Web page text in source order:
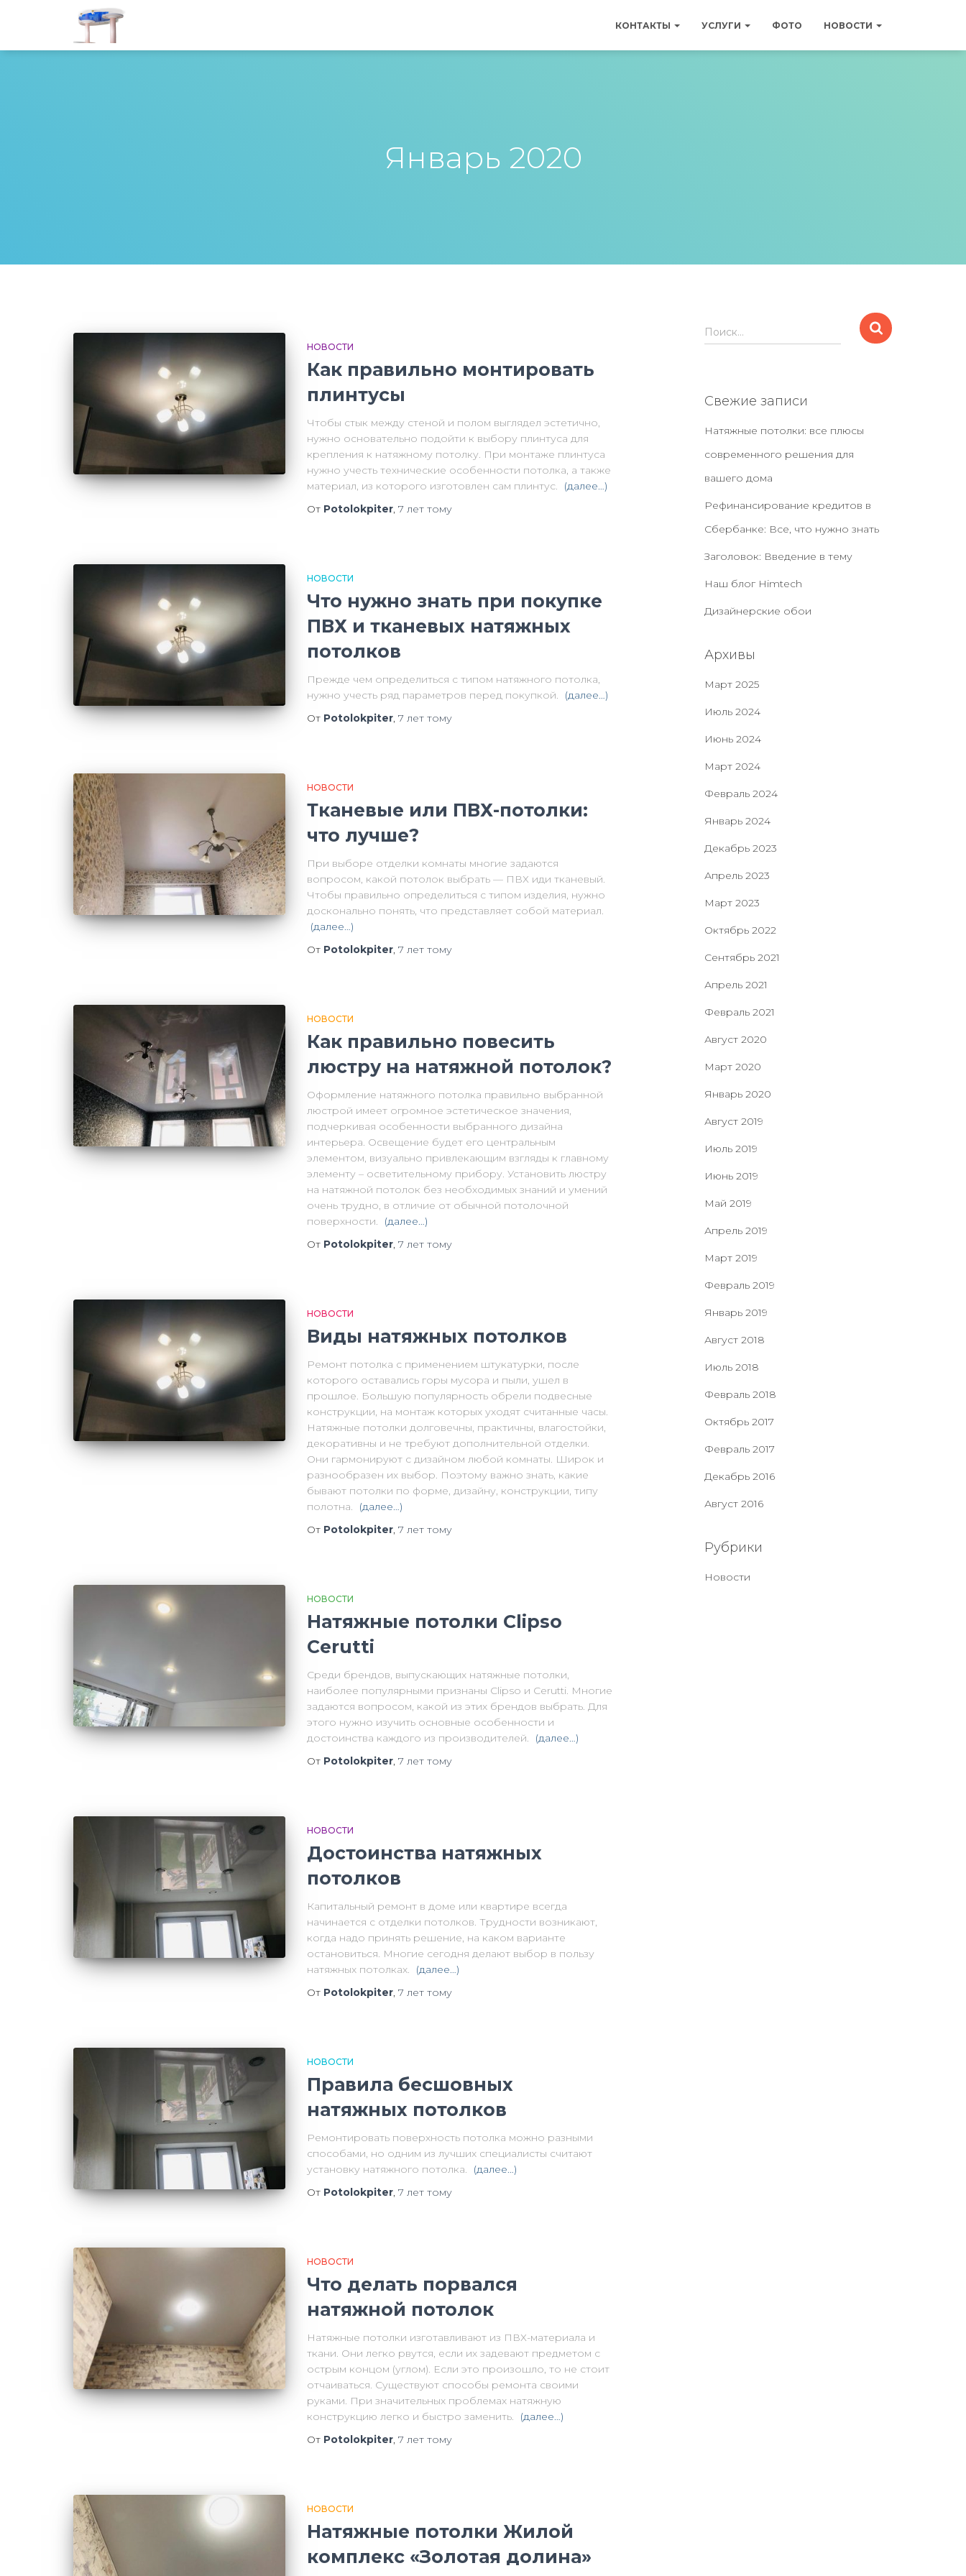
КОНТАКТЫ УСЛУГИ ФОТО НОВОСТИ
Январь 2020
НОВОСТИ
Как правильно монтировать
плинтусы
Чтобы стык между стеной и полом выглядел эстетично,
нужно основательно подойти к выбору плинтуса для
крепления к натяжному потолку. При монтаже плинтуса
нужно учесть технические особенности потолка, а также
материал, из которого изготовлен сам плинтус.
(далее…)
От Potolokpiter, 7 лет тому
НОВОСТИ
Что нужно знать при покупке
ПВХ и тканевых натяжных
потолков
Прежде чем определиться с типом натяжного потолка,
нужно учесть ряд параметров перед покупкой.
(далее…)
От Potolokpiter, 7 лет тому
НОВОСТИ
Тканевые или ПВХ-потолки:
что лучше?
При выборе отделки комнаты многие задаются
вопросом, какой потолок выбрать — ПВХ иди тканевый.
Чтобы правильно определиться с типом изделия, нужно
досконально понять, что представляет собой материал.
(далее…)
От Potolokpiter, 7 лет тому
НОВОСТИ
Как правильно повесить
люстру на натяжной потолок?
Оформление натяжного потолка правильно выбранной
люстрой имеет огромное эстетическое значения,
подчеркивая особенности выбранного дизайна
интерьера. Освещение будет его центральным
элементом, визуально привлекающим взгляды к главному
элементу – осветительному прибору. Установить люстру
на натяжной потолок без необходимых знаний и умений
очень трудно, в отличие от обычной потолочной
поверхности.
(далее…)
От Potolokpiter, 7 лет тому
НОВОСТИ
Виды натяжных потолков
Ремонт потолка с применением штукатурки, после
которого оставались горы мусора и пыли, ушел в
прошлое. Большую популярность обрели подвесные
конструкции, на монтаж которых уходят считанные часы.
Натяжные потолки долговечны, практичны, влагостойки,
декоративны и не требуют дополнительной отделки.
Они гармонируют с дизайном любой комнаты. Широк и
разнообразен их выбор. Поэтому важно знать, какие
бывают потолки по форме, дизайну, конструкции, типу
полотна.
(далее…)
От Potolokpiter, 7 лет тому
НОВОСТИ
Натяжные потолки Clipso
Cerutti
Среди брендов, выпускающих натяжные потолки,
наиболее популярными признаны Clipso и Cerutti. Многие
задаются вопросом, какой из этих брендов выбрать. Для
этого нужно изучить основные особенности и
достоинства каждого из производителей.
(далее…)
От Potolokpiter, 7 лет тому
НОВОСТИ
Достоинства натяжных
потолков
Капитальный ремонт в доме или квартире всегда
начинается с отделки потолков. Трудности возникают,
когда надо принять решение, на каком варианте
остановиться. Многие сегодня делают выбор в пользу
натяжных потолках.
(далее…)
От Potolokpiter, 7 лет тому
НОВОСТИ
Правила бесшовных
натяжных потолков
Ремонтировать поверхность потолка можно разными
способами, но одним из лучших специалисты считают
установку натяжного потолка.
(далее…)
От Potolokpiter, 7 лет тому
НОВОСТИ
Что делать порвался
натяжной потолок
Натяжные потолки изготавливают из ПВХ-материала и
ткани. Они легко рвутся, если их задевают предметом с
острым концом (углом). Если это произошло, то не стоит
отчаиваться. Существуют способы ремонта своими
руками. При значительных проблемах натяжную
конструкцию легко и быстро заменить.
(далее…)
От Potolokpiter, 7 лет тому
НОВОСТИ
Натяжные потолки Жилой
комплекс «Золотая долина»
Н
а
:
Поиск…
Свежие записи
Натяжные потолки: все плюсы
современного решения для
вашего дома
Рефинансирование кредитов в
Сбербанке: Все, что нужно знать
Заголовок: Введение в тему
Наш блог Нimtech
Дизайнерские обои
Архивы
Март 2025
Июль 2024
Июнь 2024
Март 2024
Февраль 2024
Январь 2024
Декабрь 2023
Апрель 2023
Март 2023
Октябрь 2022
Сентябрь 2021
Апрель 2021
Февраль 2021
Август 2020
Март 2020
Январь 2020
Август 2019
Июль 2019
Июнь 2019
Май 2019
Апрель 2019
Март 2019
Февраль 2019
Январь 2019
Август 2018
Июль 2018
Февраль 2018
Октябрь 2017
Февраль 2017
Декабрь 2016
Август 2016
Рубрики
Новости